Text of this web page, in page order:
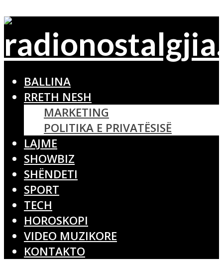
BALLINA
RRETH NESH
MARKETING
POLITIKA E PRIVATËSISË
LAJME
SHOWBIZ
SHËNDETI
SPORT
TECH
HOROSKOPI
VIDEO MUZIKORE
KONTAKTO